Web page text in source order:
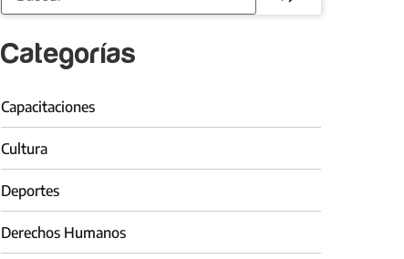
Categorías
Capacitaciones
Cultura
Deportes
Derechos Humanos